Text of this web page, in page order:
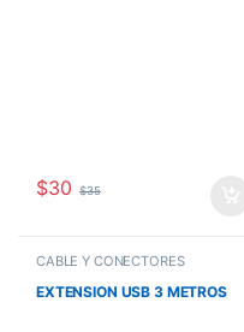
$30 $35
CABLE Y CONECTORES
EXTENSION USB 3 METROS